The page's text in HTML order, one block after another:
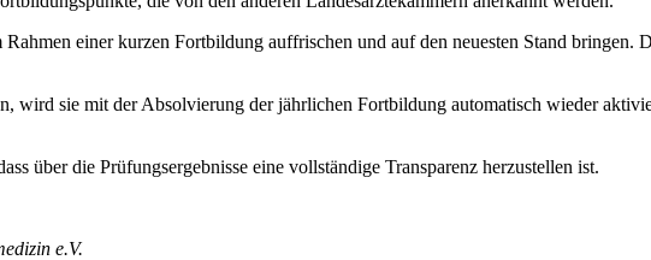
einer kurzen Fortbildung auffrischen und auf den neuesten Stand bringen.
wird sie mit der Absolvierung der jährlichen Fortbildung automatisch wieder
über die Prüfungsergebnisse eine vollständige Transparenz herzustellen ist.
e.V.